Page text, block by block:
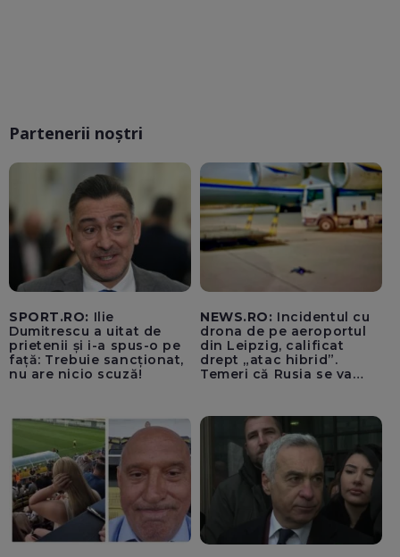
Partenerii noștri
SPORT.RO: Ilie
Dumitrescu a uitat de
prietenii și i-a spus-o pe
față: Trebuie sancționat,
nu are nicio scuză!
NEWS.RO: Incidentul cu
drona de pe aeroportul
din Leipzig, calificat
drept „atac hibrid”.
Temeri că Rusia se va
neagă informațiile că
avioanele ucrainene din
apropierea dronei ar fi
fost încărcate cu muniție